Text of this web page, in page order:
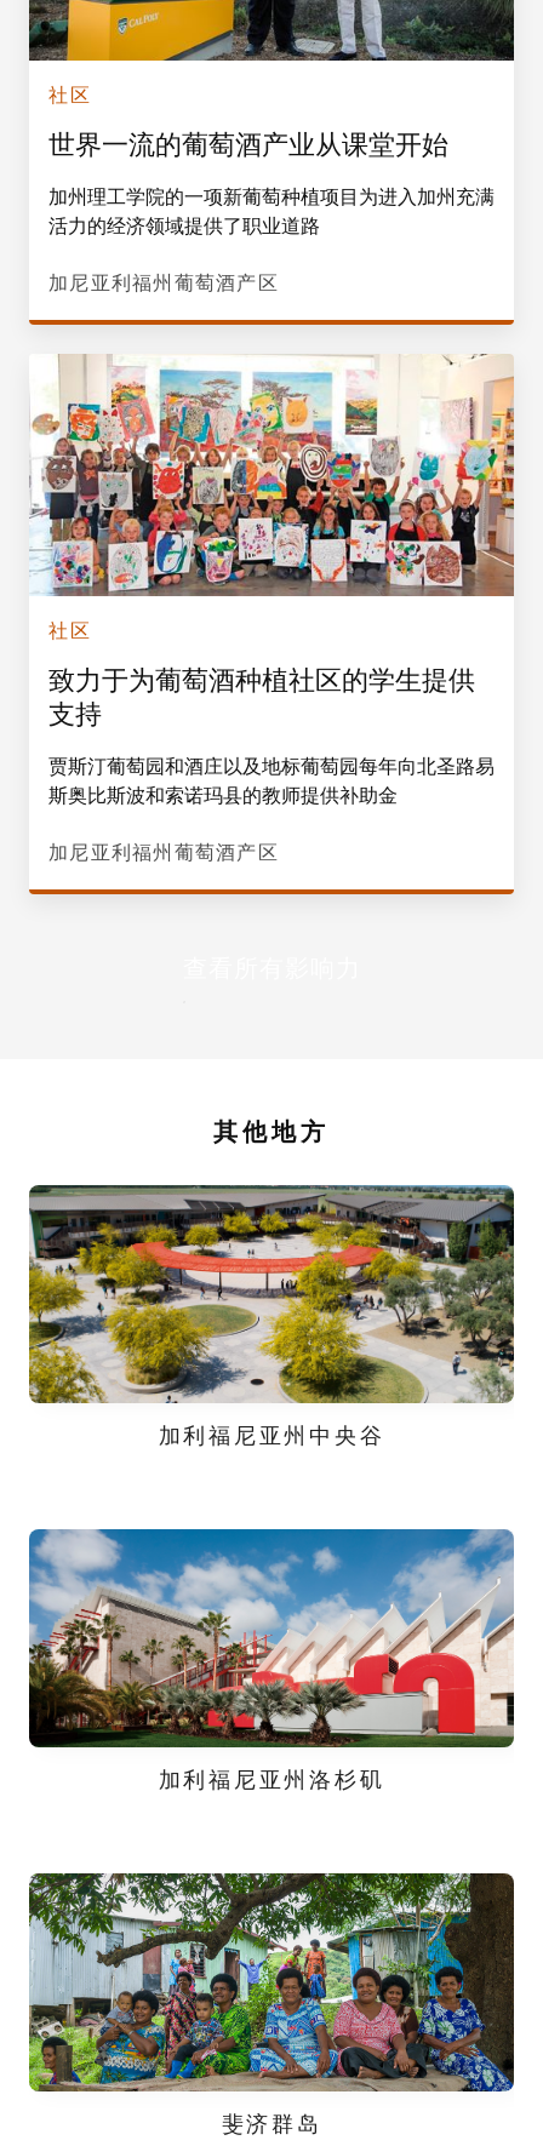
社区
世界一流的葡萄酒产业从课堂开始
加州理工学院的一项新葡萄种植项目为进入加州充满
活力的经济领域提供了职业道路
加尼亚利福州葡萄酒产区
社区
致力于为葡萄酒种植社区的学生提供
支持
贾斯汀葡萄园和酒庄以及地标葡萄园每年向北圣路易
斯奥比斯波和索诺玛县的教师提供补助金
加尼亚利福州葡萄酒产区
其他地方
加利福尼亚州中央谷
加利福尼亚州洛杉矶
斐济群岛